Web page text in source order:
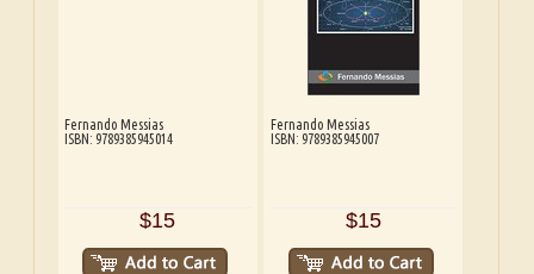
Fernando Messias
ISBN: 9789385945014
$15
Fernando Messias
ISBN: 9789385945007
$15